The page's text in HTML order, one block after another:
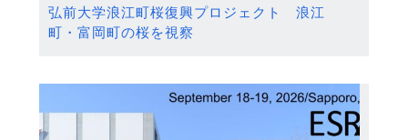
弘前大学浪江町桜復興プロジェクト 浪江
町・富岡町の桜を視察